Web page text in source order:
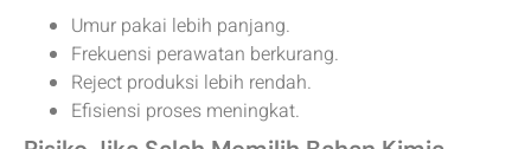
Umur pakai lebih panjang.
Frekuensi perawatan berkurang.
Reject produksi lebih rendah.
Efisiensi proses meningkat.